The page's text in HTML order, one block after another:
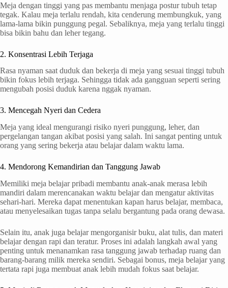
Meja dengan tinggi yang pas membantu menjaga postur tubuh tetap
tegak. Kalau meja terlalu rendah, kita cenderung membungkuk, yang
lama-lama bikin punggung pegal. Sebaliknya, meja yang terlalu tinggi
bisa bikin bahu dan leher tegang.
2. Konsentrasi Lebih Terjaga
Rasa nyaman saat duduk dan bekerja di meja yang sesuai tinggi tubuh
bikin fokus lebih terjaga. Sehingga tidak ada gangguan seperti sering
mengubah posisi duduk karena nggak nyaman.
3. Mencegah Nyeri dan Cedera
Meja yang ideal mengurangi risiko nyeri punggung, leher, dan
pergelangan tangan akibat posisi yang salah. Ini sangat penting untuk
orang yang sering bekerja atau belajar dalam waktu lama.
4. Mendorong Kemandirian dan Tanggung Jawab
Memiliki meja belajar pribadi membantu anak-anak merasa lebih
mandiri dalam merencanakan waktu belajar dan mengatur aktivitas
sehari-hari. Mereka dapat menentukan kapan harus belajar, membaca,
atau menyelesaikan tugas tanpa selalu bergantung pada orang dewasa.
Selain itu, anak juga belajar mengorganisir buku, alat tulis, dan materi
belajar dengan rapi dan teratur. Proses ini adalah langkah awal yang
penting untuk menanamkan rasa tanggung jawab terhadap ruang dan
barang-barang milik mereka sendiri. Sebagai bonus, meja belajar yang
tertata rapi juga membuat anak lebih mudah fokus saat belajar.